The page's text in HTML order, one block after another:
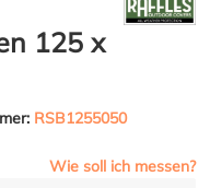
125 x
RSB1255050
Wie soll ich messen?